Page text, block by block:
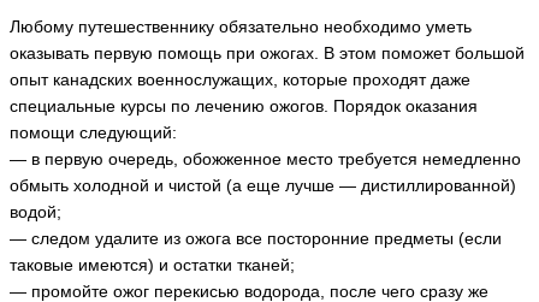
Любому путешественнику обязательно необходимо уметь
оказывать первую помощь при ожогах. В этом поможет большой
опыт канадских военнослужащих, которые проходят даже
специальные курсы по лечению ожогов. Порядок оказания
помощи следующий:
— в первую очередь, обожженное место требуется немедленно
обмыть холодной и чистой (а еще лучше — дистиллированной)
водой;
— следом удалите из ожога все посторонние предметы (если
таковые имеются) и остатки тканей;
— промойте ожог перекисью водорода, после чего сразу же